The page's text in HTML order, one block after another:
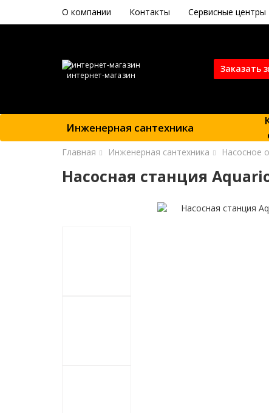
О компании Контакты Сервисные центры
интернет-магазин
Заказать
Инженерная сантехника
Главная Инженерная сантехника Насосное
Насосная станция